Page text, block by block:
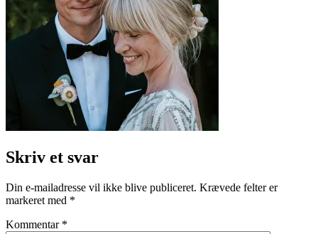
Skriv et svar
Din e-mailadresse vil ikke blive publiceret. Krævede felter er
markeret med *
Kommentar *